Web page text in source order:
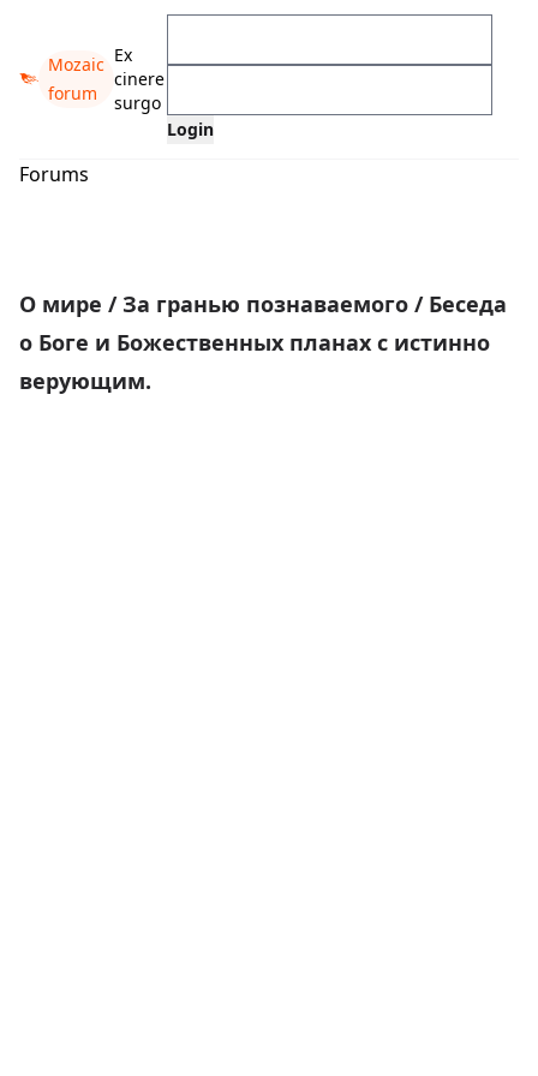
Mozaic
forum
Ex
cinere
surgo
Forums
О мире / За гранью познаваемого / Беседа
о Боге и Божественных планах с истинно
верующим.